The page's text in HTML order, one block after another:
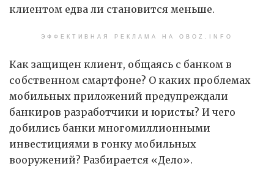
клиентом едва ли становится меньше.
ЭФФЕКТИВНАЯ РЕКЛАМА НА OBOZ.INFO
Как защищен клиент, общаясь с банком в
собственном смартфоне? О каких проблемах
мобильных приложений предупреждали
банкиров разработчики и юристы? И чего
добились банки многомиллионными
инвестициями в гонку мобильных
вооружений? Разбирается «Дело».